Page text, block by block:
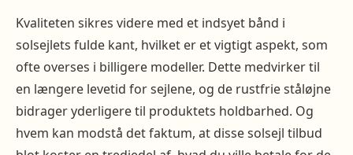
Kvaliteten sikres videre med et indsyet bånd i
solsejlets fulde kant, hvilket er et vigtigt aspekt, som
ofte overses i billigere modeller. Dette medvirker til
en længere levetid for sejlene, og de rustfrie ståløjne
bidrager yderligere til produktets holdbarhed. Og
hvem kan modstå det faktum, at disse solsejl tilbud